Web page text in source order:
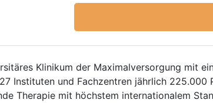
Klinikum der Maximalversorgung mit
Instituten und Fachzentren jährlich
Therapie mit höchstem internationalem